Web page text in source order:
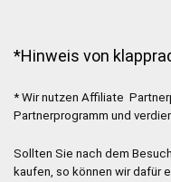
*Hinweis von
* Wir nutzen Affiliate
Partnerprogramm und
Sollten Sie nach dem
kaufen, so können wir dafür